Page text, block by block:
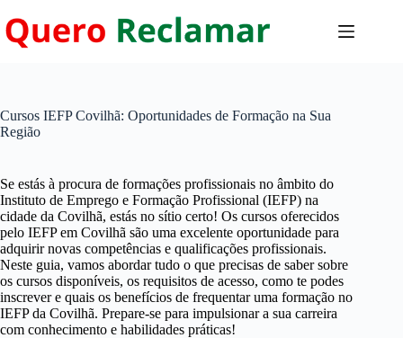
para
o
Cursos IEFP Covilhã: Oportunidades de Formação na Sua
Região
Se estás à procura de formações profissionais no âmbito do
Instituto de Emprego e Formação Profissional (IEFP) na
cidade da Covilhã, estás no sítio certo! Os cursos oferecidos
pelo IEFP em Covilhã são uma excelente oportunidade para
adquirir novas competências e qualificações profissionais.
Neste guia, vamos abordar tudo o que precisas de saber sobre
os cursos disponíveis, os requisitos de acesso, como te podes
inscrever e quais os benefícios de frequentar uma formação no
IEFP da Covilhã. Prepare-se para impulsionar a sua carreira
com conhecimento e habilidades práticas!